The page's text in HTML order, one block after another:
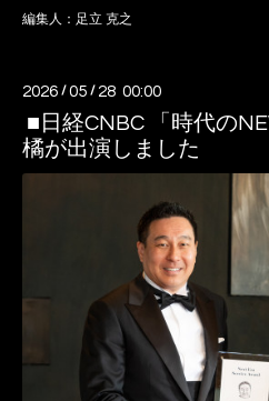
編集人：足立 克之
2026 /05 / 28 00:00
■日経CNBC 「時代の
橘が出演しました